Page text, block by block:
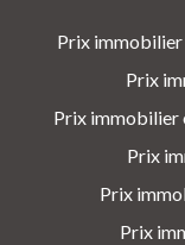
Prix immobilier
Prix
Prix immobilier
Prix
Prix
Prix